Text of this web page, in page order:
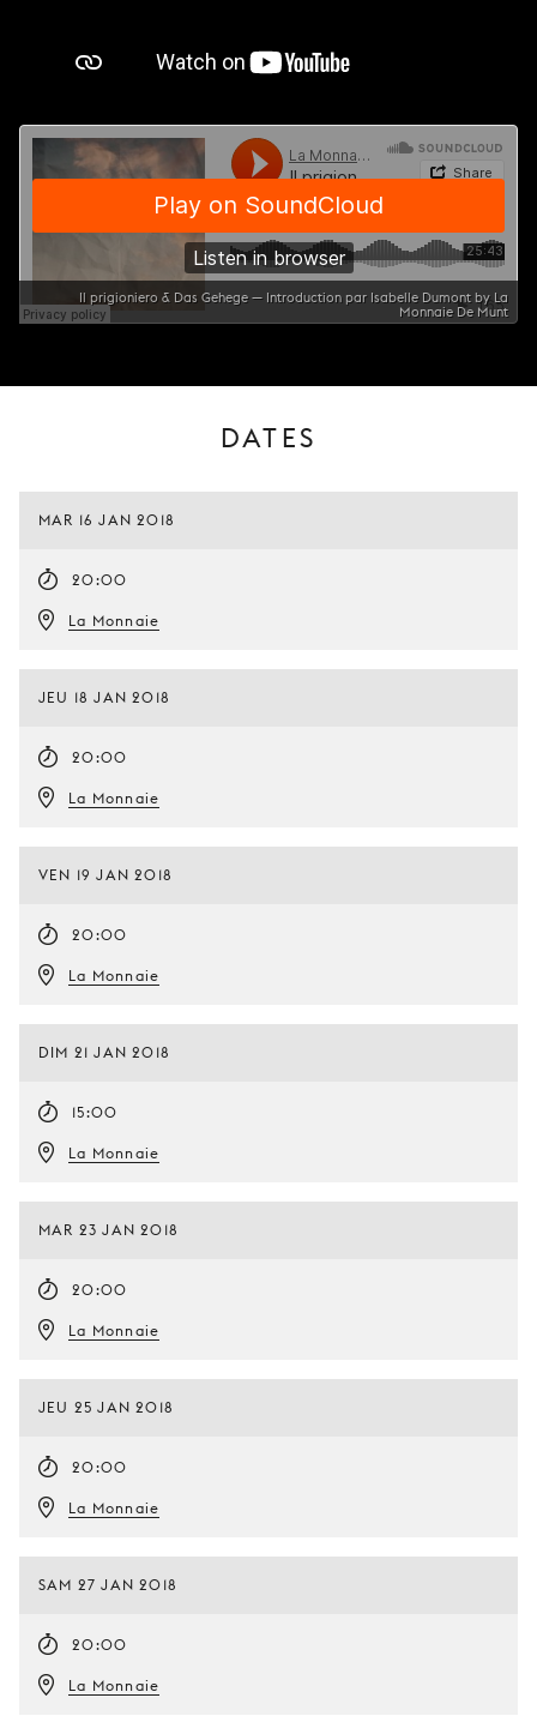
Il prigioniero & Das Gehege — Introduction par Isabelle Dumont by La
Monnaie De Munt
DATES
MAR 16 JAN 2018
20:00
La Monnaie
JEU 18 JAN 2018
20:00
La Monnaie
VEN 19 JAN 2018
20:00
La Monnaie
DIM 21 JAN 2018
15:00
La Monnaie
MAR 23 JAN 2018
20:00
La Monnaie
JEU 25 JAN 2018
20:00
La Monnaie
SAM 27 JAN 2018
20:00
La Monnaie